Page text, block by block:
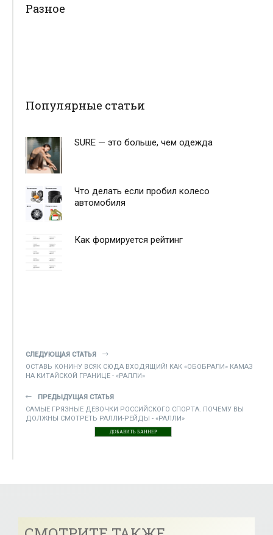
Разное
Популярные статьи
SURE — это больше, чем одежда
Что делать если пробил колесо
автомобиля
Как формируется рейтинг
СЛЕДУЮЩАЯ СТАТЬЯ
ОСТАВЬ КОНИНУ ВСЯК СЮДА ВХОДЯЩИЙ! КАК «ОБОБРАЛИ» КАМАЗ
НА КИТАЙСКОЙ ГРАНИЦЕ - «РАЛЛИ»
ПРЕДЫДУЩАЯ СТАТЬЯ
САМЫЕ ГРЯЗНЫЕ ДЕВОЧКИ РОССИЙСКОГО СПОРТА. ПОЧЕМУ ВЫ
ДОЛЖНЫ СМОТРЕТЬ РАЛЛИ-РЕЙДЫ - «РАЛЛИ»
ДОБАВИТЬ БАННЕР